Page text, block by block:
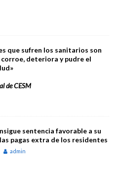
que sufren los sanitarios son
corroe, deteriora y pudre el
de CESM
sentencia favorable a su
pagas extra de los residentes
admin